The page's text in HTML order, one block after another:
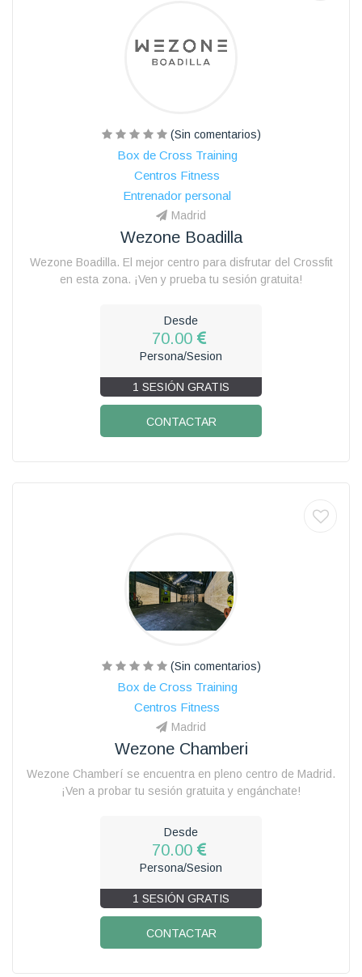
(Sin comentarios)
Box de Cross Training
Centros Fitness
Entrenador personal
Madrid
Wezone Boadilla
Wezone Boadilla. El mejor centro para disfrutar del Crossfit
en esta zona. ¡Ven y prueba tu sesión gratuita!
Desde
70.00
Persona/Sesion
1 SESIÓN GRATIS
CONTACTAR
(Sin comentarios)
Box de Cross Training
Centros Fitness
Madrid
Wezone Chamberi
Wezone Chamberí se encuentra en pleno centro de Madrid.
¡Ven a probar tu sesión gratuita y engánchate!
Desde
70.00
Persona/Sesion
1 SESIÓN GRATIS
CONTACTAR